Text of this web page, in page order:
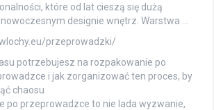
które od lat cieszą się dużą
designie wnętrz. Warstwa …
przeprowadzki/
potrzebujesz na rozpakowanie po
i jak zorganizować ten proces, by
chaosu
po przeprowadzce to nie lada wyzwanie,